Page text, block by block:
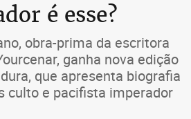
é esse?
obra-prima da escritora
ganha nova edição
que apresenta biografia
culto e pacifista imperador